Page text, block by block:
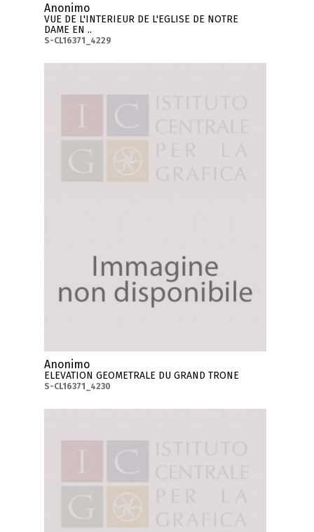
Anonimo
VUE DE L'INTERIEUR DE L'EGLISE DE NOTRE
DAME EN ..
S-CL16371_4229
Anonimo
ELEVATION GEOMETRALE DU GRAND TRONE
S-CL16371_4230